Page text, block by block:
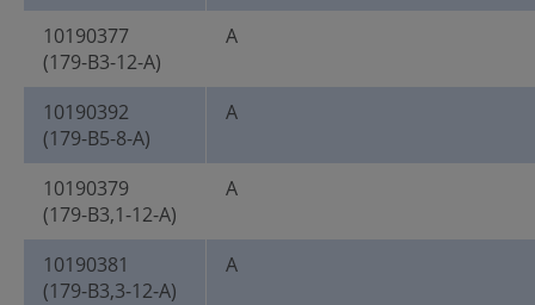
10190377
(179-B3-12-A)
A
10190392
(179-B5-8-A)
A
10190379
(179-B3,1-12-A)
A
10190381
(179-B3,3-12-A)
A